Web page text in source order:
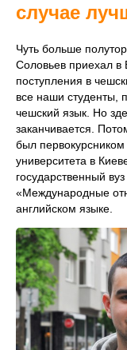
случае
Чуть больше
Соловьев приехал в
поступления в
все наши студенты,
чешский язык. Но
заканчивается.
был
университета в
государственный
«Международные
английском языке.